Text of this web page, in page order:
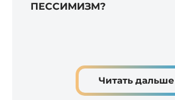
ПЕССИМИЗМ?
Читать дальше